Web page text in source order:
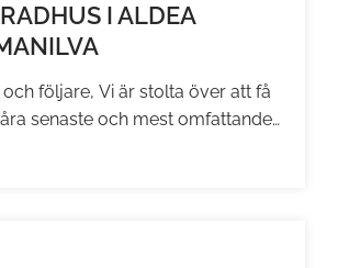
I ALDEA
och följare, Vi är stolta över att få
senaste och mest omfattande
totalrenovering av ett front line
harmonisk och tidlös